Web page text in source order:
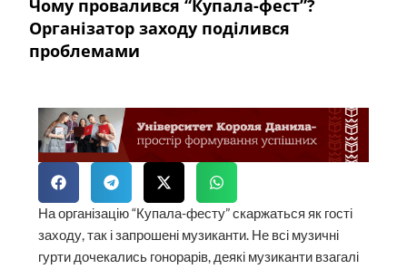
Чому провалився “Купала-фест”?
Організатор заходу поділився
проблемами
На організацію “Купала-фесту” скаржаться як гості
заходу, так і запрошені музиканти. Не всі музичні
гурти дочекались гонорарів, деякі музиканти взагалі